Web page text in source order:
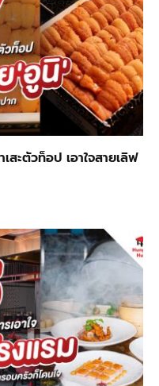
ะตัวท็อป เอาใจสายเลิฟ